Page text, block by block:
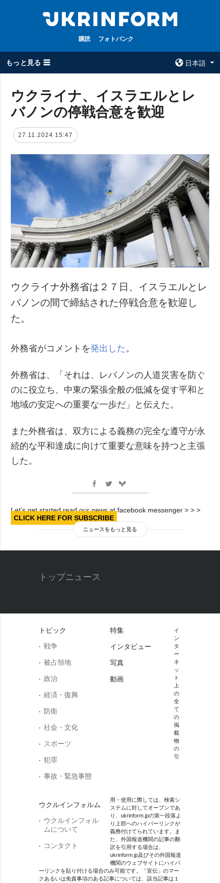
購読 フォトバンク
もっと見る ☰
日本語
全てのトピック
被占領地
政治
経済・復興
防衛
社会・文化
スポーツ
犯罪
事故・緊急事態
ウクルインフォ
ルム
コンタクト
特集
インタビュー
購読
フォトバンク
ウクライナ、イスラエルとレ
バノンの停戦合意を歓迎
27.11.2024 15:47
ウクライナ外務省は２７日、イスラエルとレ
バノンの間で締結された停戦合意を歓迎し
た。
外務省がコメントを発出した 。
外務省は、「それは、レバノンの人道災害を防ぐ
のに役立ち、中東の緊張全般の低減を促す平和と
地域の安定への重要な一歩だ」と伝えた。
また外務省は、双方による義務の完全な遵守が永
続的な平和達成に向けて重要な意味を持つと主張
した。
Let’s get started read our news at facebook messenger > > >
CLICK HERE FOR SUBSCRIBE
ニュースをもっと見る
トップニュース
トピック
戦争
被占領地
政治
経済・復興
防衛
社会・文化
スポーツ
犯罪
事故・緊急事態
ウクルインフォルム
ウクルインフォル
ムについて
コンタクト
特集
インタビュー
写真
動画
イ
ン
タ
ー
ネ
ッ
ト
上
の
全
て
の
掲
載
物
の
引
用・使用に際しては、検索シ
ステムに対してオープンであ
り、ukrinform.jpの第一段落よ
り上部へのハイパーリンクが
義務付けてられています。ま
た、外国報道機関の記事の翻
訳を引用する場合は、
ukrinform.jp及びその外国報道
機関のウェブサイトにハイパ
ーリンクを貼り付ける場合のみ可能です。「宣伝」のマー
クあるいは免責事項のある記事については、該当記事は１